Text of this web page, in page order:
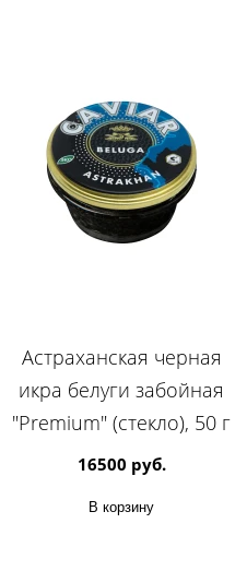
Астраханская черная
икра белуги забойная
"Premium" (стекло), 50 г
16500 руб.
В корзину